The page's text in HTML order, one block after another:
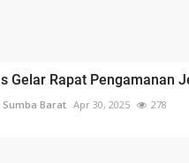
Gelar Rapat Pengamanan
Barat Apr 30, 2025 278